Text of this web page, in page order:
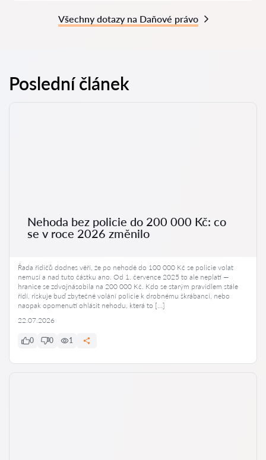
Všechny dotazy na Daňové právo
Poslední článek
Nehoda bez policie do 200 000 Kč: co
se v roce 2026 změnilo
Řada řidičů dodnes věří, že po nehodě do 100 000 Kč se policie volat
nemusí a nad tuto částku ano. Od 1. července 2025 to ale neplatí —
hranice se zdvojnásobila na 200 000 Kč. Kdo se starým pravidlem stále
řídí, riskuje buď zbytečné volání policie k drobnému škrábanci, nebo
naopak opomenutí ohlásit nehodu, která to […]
22.07.2026
0 0 1